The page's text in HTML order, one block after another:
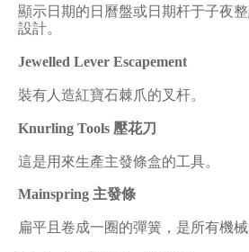
顯示日期的日曆盤或日期杆于子夜
設計。
Jewelled Lever Escapement
裝有人造紅寶石棘爪的叉杆。
Knurling Tools 壓花刀
這是用來生產主發條盒的工具。
Mainspring 主發條
扁平且卷成一圈的彈簧，是所有機械